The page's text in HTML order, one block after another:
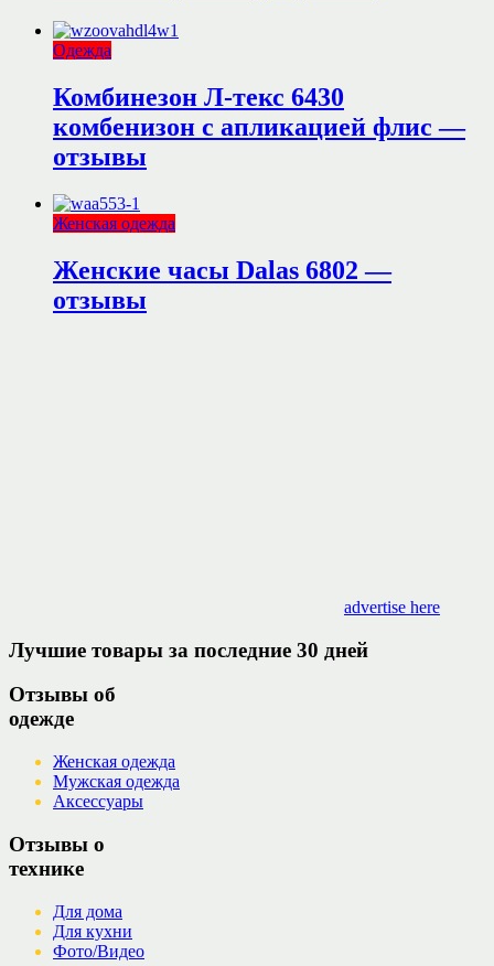
Одежда
Комбинезон Л-текс 6430
комбенизон с апликацией флис —
отзывы
Женская одежда
Женские часы Dalas 6802 —
отзывы
advertise here
Лучшие товары за последние 30 дней
Отзывы об
одежде
Женская одежда
Мужская одежда
Аксессуары
Отзывы о
технике
Для дома
Для кухни
Фото/Видео